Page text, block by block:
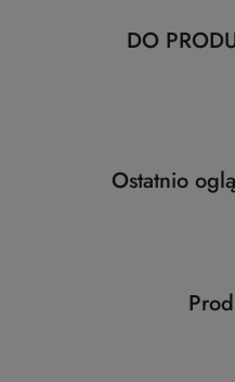
Pomiń karuzelę
Produkty
DO
Pomiń karuzelę
Produkty
Ostatnio
Pomiń karuzelę